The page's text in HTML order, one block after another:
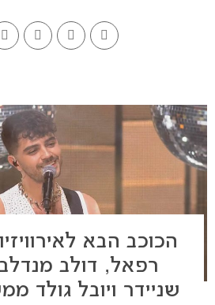
רפאל, דולב
שניידר ויובל גולד